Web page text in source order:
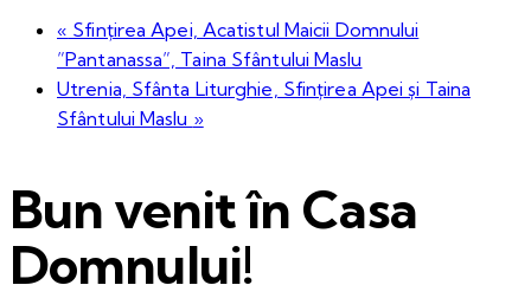
« Sfințirea Apei, Acatistul Maicii Domnului
”Pantanassa”, Taina Sfântului Maslu
Utrenia, Sfânta Liturghie, Sfințirea Apei și Taina
Sfântului Maslu »
Bun venit în Casa
Domnului!